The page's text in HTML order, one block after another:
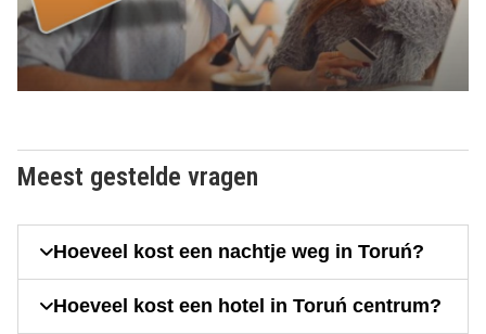
Meest gestelde vragen
Hoeveel kost een nachtje weg in Toruń?
Hoeveel kost een hotel in Toruń centrum?